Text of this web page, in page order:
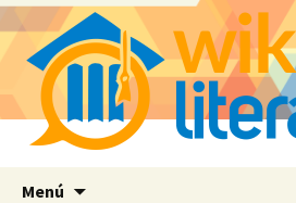
Menú